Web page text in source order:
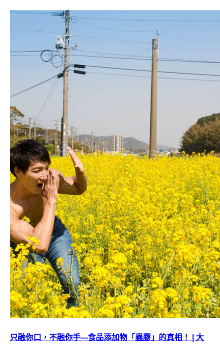
只融你口，不融你手---食品添加物「蟲膠」的真相！ | 大